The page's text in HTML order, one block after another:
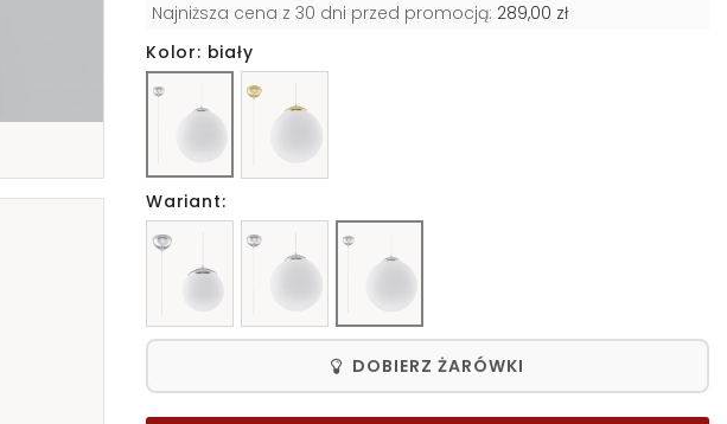
Najniższa cena z 30 dni przed promocją: 289,00 zł
Kolor: biały
Wariant:
DOBIERZ ŻARÓWKI